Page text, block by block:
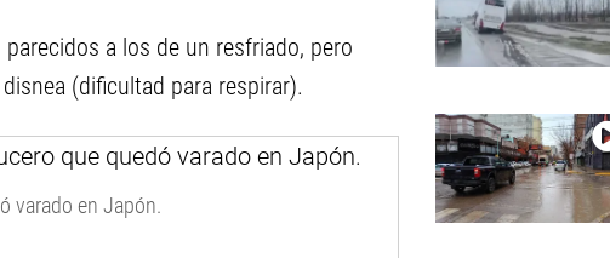
a los de un resfriado, pero
(dificultad para respirar).
varado en Japón.